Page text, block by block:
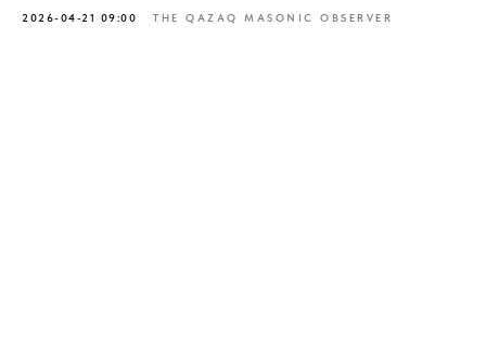
2026-04-21 09:00 THE QAZAQ MASONIC OBSERVER